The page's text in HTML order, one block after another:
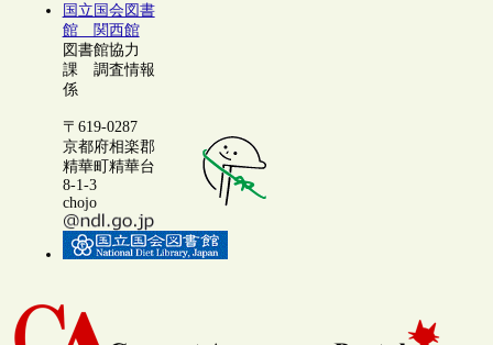
国立国会図書
館 関西館
図書館協力
課 調査情報
係
〒619-0287
京都府相楽郡
精華町精華台
8-1-3
chojo